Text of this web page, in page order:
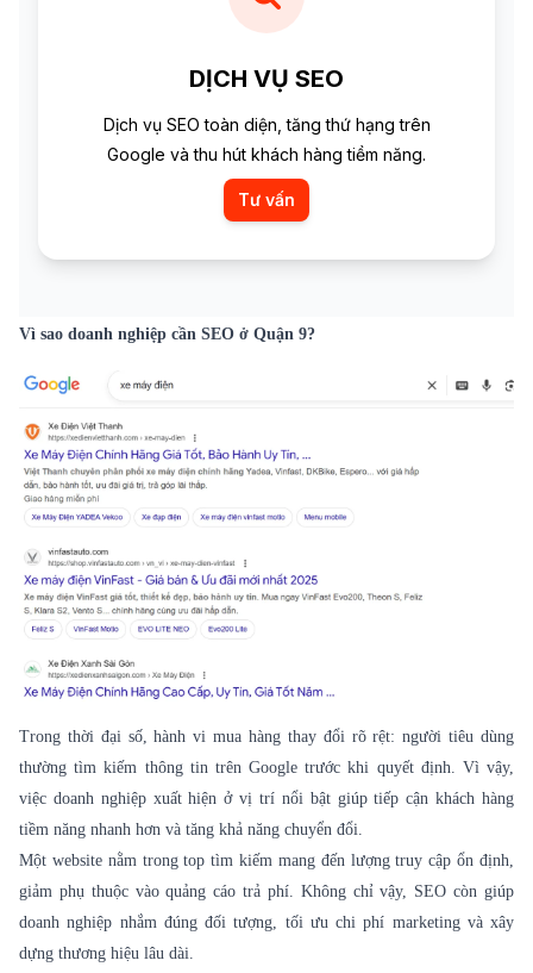
DỊCH VỤ SEO
Dịch vụ SEO toàn diện, tăng thứ hạng trên
Google và thu hút khách hàng tiềm năng.
Tư vấn
Vì sao doanh nghiệp cần SEO ở Quận 9?
Trong thời đại số, hành vi mua hàng thay đổi rõ rệt: người tiêu dùng
thường tìm kiếm thông tin trên Google trước khi quyết định. Vì vậy,
việc doanh nghiệp xuất hiện ở vị trí nổi bật giúp tiếp cận khách hàng
tiềm năng nhanh hơn và tăng khả năng chuyển đổi.
Một website nằm trong top tìm kiếm mang đến lượng truy cập ổn định,
giảm phụ thuộc vào quảng cáo trả phí. Không chỉ vậy, SEO còn giúp
doanh nghiệp nhắm đúng đối tượng, tối ưu chi phí marketing và xây
dựng thương hiệu lâu dài.